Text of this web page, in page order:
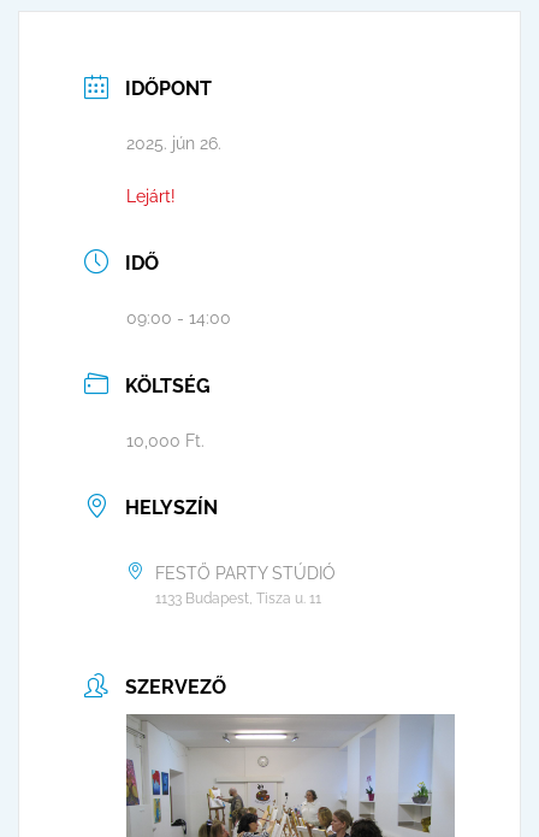
IDŐPONT
2025. jún 26.
Lejárt!
IDŐ
09:00 - 14:00
KÖLTSÉG
10,000 Ft.
HELYSZÍN
FESTŐ PARTY STÚDIÓ
1133 Budapest, Tisza u. 11
SZERVEZŐ